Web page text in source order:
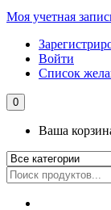
Моя учетная
Войти
Список
0
Ваша